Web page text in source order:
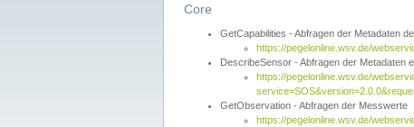
Core
GetCapabilities - Abfragen der Metadaten
https://pegelonline.wsv.de/
DescribeSensor - Abfragen der Metadaten
https://pegelonline.wsv.de/
GetObservation - Abfragen der Messwerte
https://pegelonline.wsv.de/